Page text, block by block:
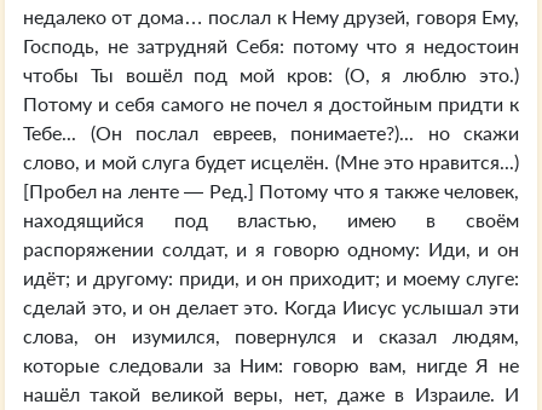
недалеко от дома… послал к Нему друзей, говоря Ему,
Господь, не затрудняй Себя: потому что я недостоин
чтобы Ты вошёл под мой кров: (О, я люблю это.)
Потому и себя самого не почел я достойным придти к
Тебе... (Он послал евреев, понимаете?)... но скажи
слово, и мой слуга будет исцелён. (Мне это нравится...)
[Пробел на ленте — Ред.] Потому что я также человек,
находящийся под властью, имею в своём
распоряжении солдат, и я говорю одному: Иди, и он
идёт; и другому: приди, и он приходит; и моему слуге:
сделай это, и он делает это. Когда Иисус услышал эти
слова, он изумился, повернулся и сказал людям,
которые следовали за Ним: говорю вам, нигде Я не
нашёл такой великой веры, нет, даже в Израиле. И